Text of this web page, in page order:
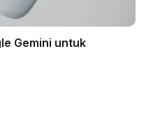
Gemini untuk